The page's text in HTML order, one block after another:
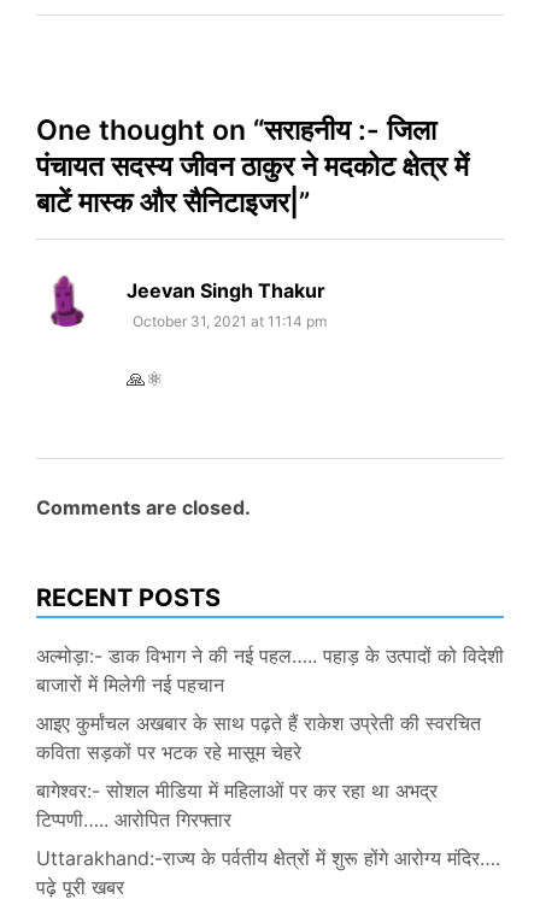
One thought on “सराहनीय :- जिला
पंचायत सदस्य जीवन ठाकुर ने मदकोट क्षेत्र में
बाटें मास्क और सैनिटाइजर| ”
Jeevan Singh Thakur
October 31, 2021 at 11:14 pm
🙏⚛️
Comments are closed.
RECENT POSTS
अल्मोड़ा:- डाक विभाग ने की नई पहल….. पहाड़ के उत्पादों को विदेशी
बाजारों में मिलेगी नई पहचान
आइए कुर्मांचल अखबार के साथ पढ़ते हैं राकेश उप्रेती की स्वरचित
कविता सड़कों पर भटक रहे मासूम चेहरे
बागेश्वर:- सोशल मीडिया में महिलाओं पर कर रहा था अभद्र
टिप्पणी….. आरोपित गिरफ्तार
Uttarakhand:-राज्य के पर्वतीय क्षेत्रों में शुरू होंगे आरोग्य मंदिर….
पढ़े पूरी खबर